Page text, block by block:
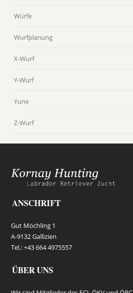
Würfe
Wurfplanung
X-Wurf
Y-Wurf
Yune
Z-Wurf
ANSCHRIFT
Gut Möchling 1
A-9132 Gallizien
Tel.: +43 664 4975557
ÜBER UNS